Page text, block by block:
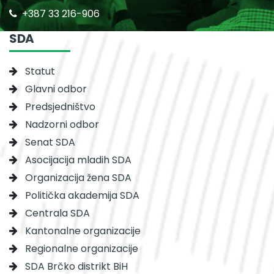
+387 33 216-906
SDA
Statut
Glavni odbor
Predsjedništvo
Nadzorni odbor
Senat SDA
Asocijacija mladih SDA
Organizacija žena SDA
Politička akademija SDA
Centrala SDA
Kantonalne organizacije
Regionalne organizacije
SDA Brčko distrikt BiH